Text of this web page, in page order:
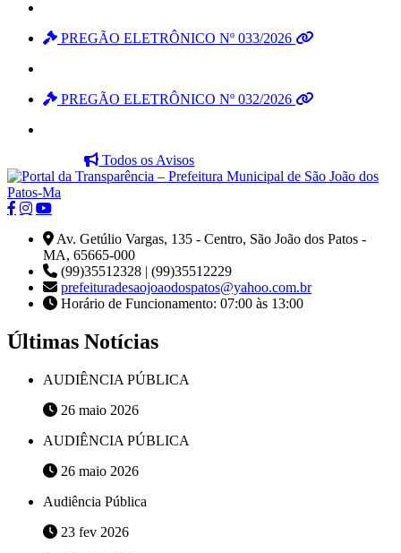
PREGÃO ELETRÔNICO Nº 033/2026
PREGÃO ELETRÔNICO Nº 032/2026
Todos os Avisos
Av. Getúlio Vargas, 135 - Centro, São João dos Patos -
MA, 65665-000
(99)35512328 | (99)35512229
prefeituradesaojoaodospatos@yahoo.com.br
Horário de Funcionamento: 07:00 às 13:00
Últimas Notícias
AUDIÊNCIA PÚBLICA
26 maio 2026
AUDIÊNCIA PÚBLICA
26 maio 2026
Audiência Pública
23 fev 2026